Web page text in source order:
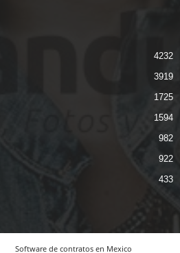
4232
3919
1725
1594
982
922
433
Software de contratos en Mexico